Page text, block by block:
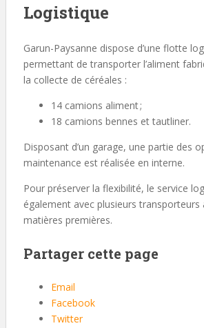
Logistique
Garun-Paysanne dispose d’une flotte
permettant de transporter l’aliment
la collecte de céréales :
14 camions aliment ;
18 camions bennes et tautliner.
Disposant d’un garage, une partie des
maintenance est réalisée en interne.
Pour préserver la flexibilité, le service
également avec plusieurs transporteurs
matières premières.
Partager cette page
Email
Facebook
Twitter